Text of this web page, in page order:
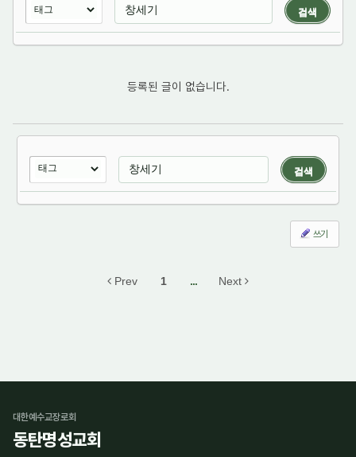
검색
등록된 글이 없습니다.
검색
쓰기
Prev 1 ... Next
대한예수교장로회
동탄명성교회